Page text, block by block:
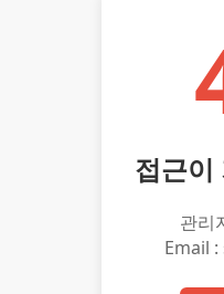
접근이
관리
Email